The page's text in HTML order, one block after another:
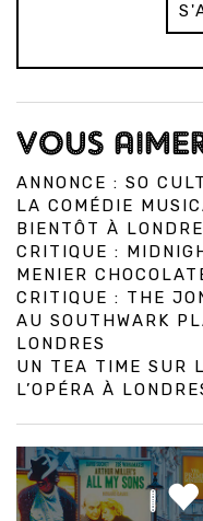
VOUS
ANNONCE : SO
LA COMÉDIE
BIENTÔT À
CRITIQUE :
MENIER
CRITIQUE : THE
AU SOUTHWARK
LONDRES
UN TEA TIME SUR
L’OPÉRA À
I